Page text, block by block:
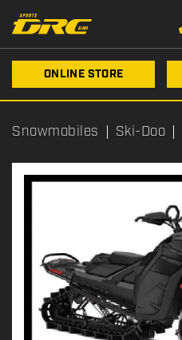
ONLINE STORE
Snowmobiles Ski-Doo